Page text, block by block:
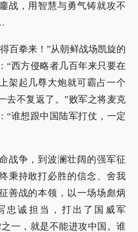
战，用智慧与勇气铸就攻不
百拳来！”从朝鲜战场凯旋的
“西方侵略者几百年来只要在
架起几尊大炮就可霸占一个
去不复返了。”败军之将麦克
“谁想跟中国陆军打仗，一定
战争，到波澜壮阔的强军征
秉持敢打必胜的信念、舍我
善战的本领，以一场场彪炳
忠诚担当，打出了国威军
一，就是不能进攻中国。谁